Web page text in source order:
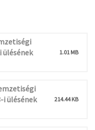
ülésének
1.01 MB
i ülésének
214.44 KB